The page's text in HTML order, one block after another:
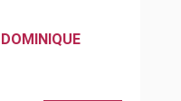
DOMINIQUE